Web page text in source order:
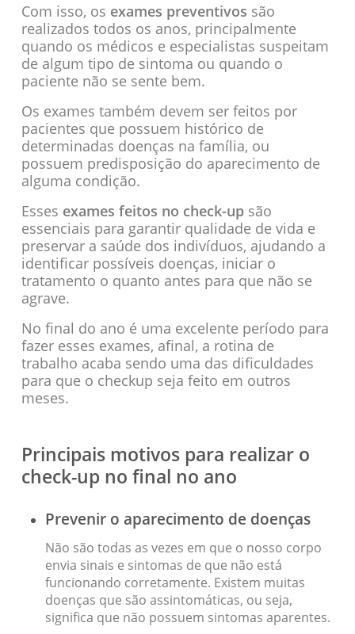
Com isso, os exames preventivos são
realizados todos os anos, principalmente
quando os médicos e especialistas suspeitam
de algum tipo de sintoma ou quando o
paciente não se sente bem.
Os exames também devem ser feitos por
pacientes que possuem histórico de
determinadas doenças na família, ou
possuem predisposição do aparecimento de
alguma condição.
Esses exames feitos no check-upsão
essenciais para garantir qualidade de vida e
preservar a saúde dos indivíduos, ajudando a
identificar possíveis doenças, iniciar o
tratamento o quanto antes para que não se
agrave.
No final do ano é uma excelente período para
fazer esses exames, afinal, a rotina de
trabalho acaba sendo uma das dificuldades
para que o checkup seja feito em outros
meses.
Principais motivos para realizar o
check-up no final no ano
Prevenir o aparecimento de doenças
Não são todas as vezes em que o nosso corpo
envia sinais e sintomas de que não está
funcionando corretamente. Existem muitas
doenças que são assintomáticas, ou seja,
significa que não possuem sintomas aparentes.